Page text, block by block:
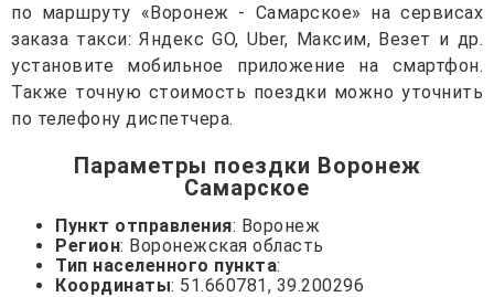
по маршруту «Воронеж - Самарское» на сервисах
заказа такси: Яндекс GO, Uber, Максим, Везет и др.
установите мобильное приложение на смартфон.
Также точную стоимость поездки можно уточнить
по телефону диспетчера.
Параметры поездки Воронеж
Самарское
Пункт отправления: Воронеж
Регион: Воронежская область
Тип населенного пункта:
Координаты: 51.660781, 39.200296